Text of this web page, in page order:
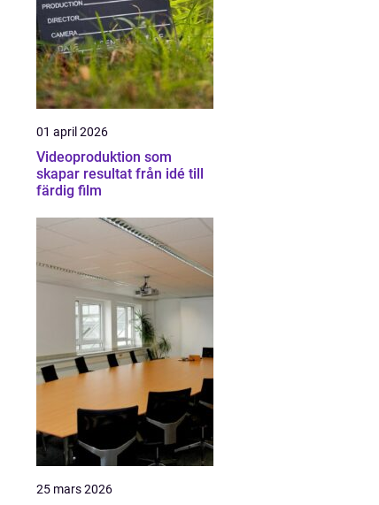
01 april 2026
Videoproduktion som
skapar resultat från idé till
färdig film
25 mars 2026